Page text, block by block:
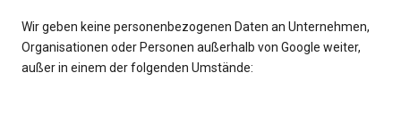
Wir geben keine personenbezogenen Daten an Unternehmen,
Organisationen oder Personen außerhalb von Google weiter,
außer in einem der folgenden Umstände: